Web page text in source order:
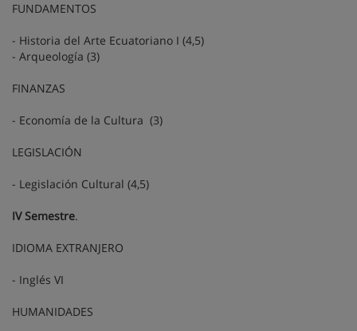
FUNDAMENTOS
- Historia del Arte Ecuatoriano I (4,5)
- Arqueología (3)
FINANZAS
- Economía de la Cultura (3)
LEGISLACIÓN
- Legislación Cultural (4,5)
IV Semestre.
IDIOMA EXTRANJERO
- Inglés VI
HUMANIDADES